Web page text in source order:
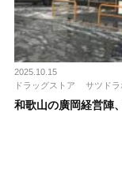
2025.10.15
ドラッグストア
サツド
和歌山の廣岡経営陣